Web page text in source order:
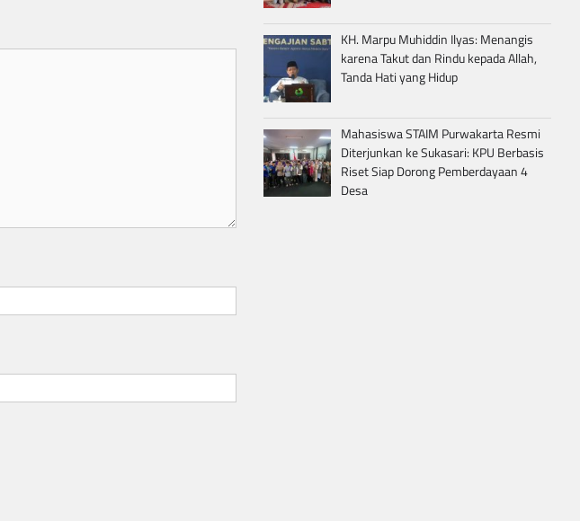
KH. Marpu Muhiddin Ilyas: Menangis
karena Takut dan Rindu kepada Allah,
Tanda Hati yang Hidup
Mahasiswa STAIM Purwakarta Resmi
Diterjunkan ke Sukasari: KPU Berbasis
Riset Siap Dorong Pemberdayaan 4
Desa